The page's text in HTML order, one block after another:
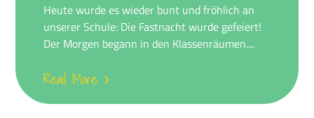
Heute wurde es wieder bunt und fröhlich an
unserer Schule: Die Fastnacht wurde gefeiert!
Der Morgen begann in den Klassenräumen....
Read More